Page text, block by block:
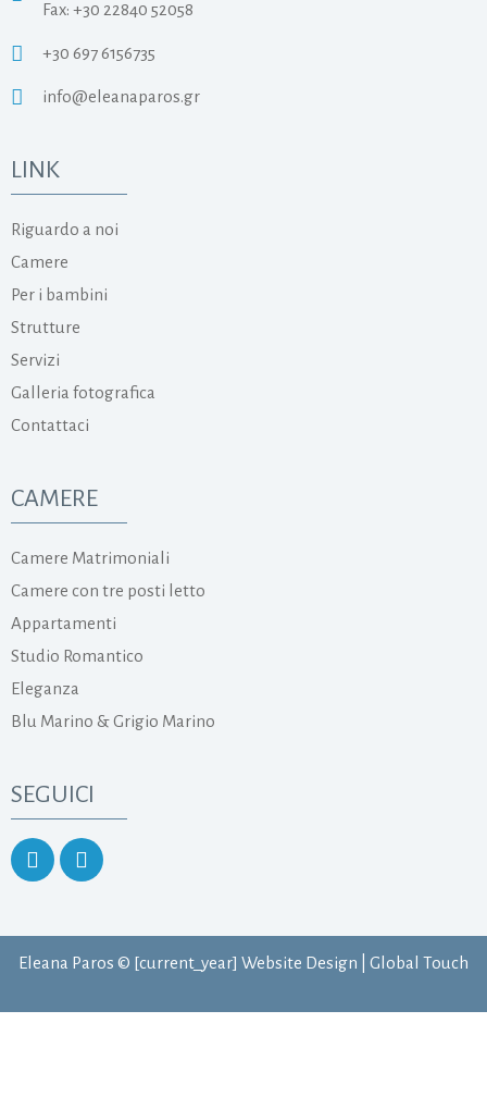
Fax: +30 22840 52058
+30 697 6156735
info@eleanaparos.gr
LINK
Riguardo a noi
Camere
Per i bambini
Strutture
Servizi
Galleria fotografica
Contattaci
CAMERE
Camere Matrimoniali
Camere con tre posti letto
Appartamenti
Studio Romantico
Eleganza
Blu Marino & Grigio Marino
SEGUICI
Eleana Paros © [current_year] Website Design Global Touch